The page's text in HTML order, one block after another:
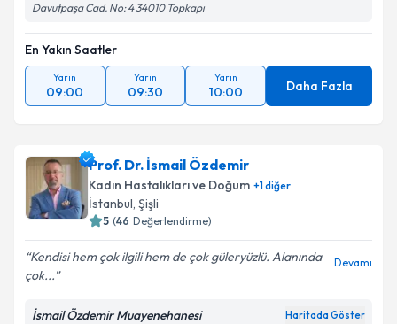
Davutpaşa Cad. No: 4 34010 Topkapı
En Yakın Saatler
Yarın
09:00
Yarın
09:30
Yarın
10:00 Daha Fazla
Prof. Dr. İsmail Özdemir
Kadın Hastalıkları ve Doğum +1diğer
İstanbul, Şişli
5 (46 Değerlendirme)
Kendisi hem çok ilgili hem de çok güleryüzlü. Alanında
çok...
Devamı
İsmail Özdemir Muayenehanesi Haritada Göster